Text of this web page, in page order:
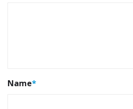
Name*